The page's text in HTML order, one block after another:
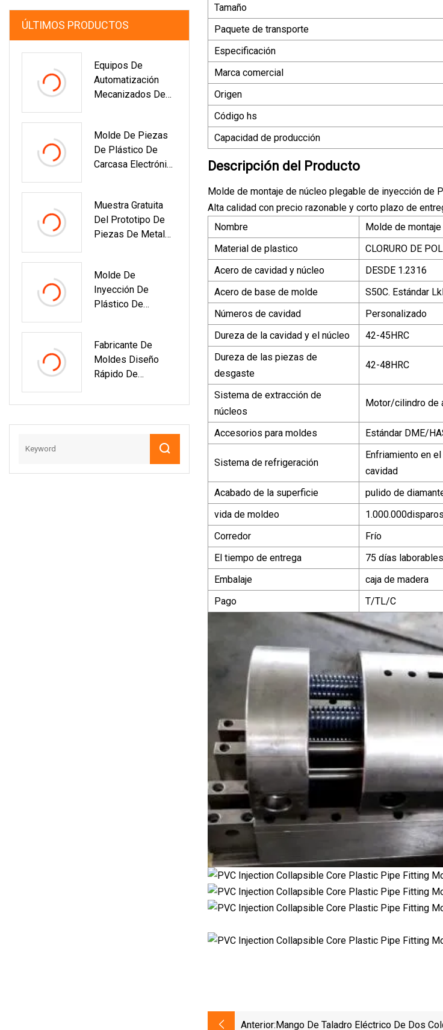
ÚLTIMOS PRODUCTOS
Equipos De
Automatización
Mecanizados De
Medida En
Shenzhen/prototip
O Rápido De Acero
Industrial
Molde De Piezas
De Plástico De
Carcasa Electrónica
De Teléfono Móvil
De
TPE/PC/silicona
Muestra Gratuita
Del Prototipo De
Piezas De Metal
Fabricación
Profesional
Molde De
Inyección De
Plástico De
Dispositivos
Médicos
Fabricante De
Moldes Diseño
Rápido De
De Carcasa De Caja
Tamaño
Paquete de transporte
Especificación
Marca comercial
Origen
Código hs
Capacidad de producción
Descripción del Producto
Molde de montaje de núcleo plegable de inyección de
Alta calidad con precio razonable y corto plazo de
Nombre
Molde de
Material de plastico
CLORURO DE
Acero de cavidad y núcleo
DESDE 1.2316
Acero de base de molde
S50C. Estándar
Números de cavidad
Personalizado
Dureza de la cavidad y el núcleo
42-45HRC
Dureza de las piezas de
desgaste
42-48HRC
Sistema de extracción de
núcleos
Motor/cilindro de
Accesorios para moldes Estándar DME/
Sistema de refrigeración
Enfriamiento en
cavidad
Acabado de la superficie
pulido de
vida de moldeo
1.000.000disparos
Corredor
Frío
El tiempo de entrega
75 días laborables
Embalaje
caja de madera
Pago
T/TL/C
Anterior:Mango De Taladro Eléctrico De Dos